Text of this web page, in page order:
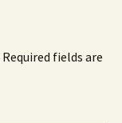
Required fields are